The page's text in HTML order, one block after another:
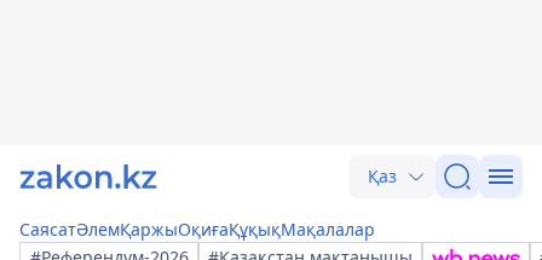
Қаз
СаясатӘлемҚаржыОқиғаҚұқықМақалалар